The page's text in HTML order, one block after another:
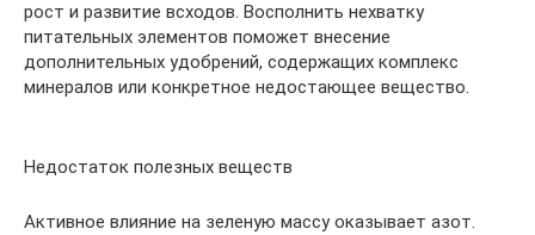
рост и развитие всходов. Восполнить нехватку
питательных элементов поможет внесение
дополнительных удобрений, содержащих комплекс
минералов или конкретное недостающее вещество.
Недостаток полезных веществ
Активное влияние на зеленую массу оказывает азот.